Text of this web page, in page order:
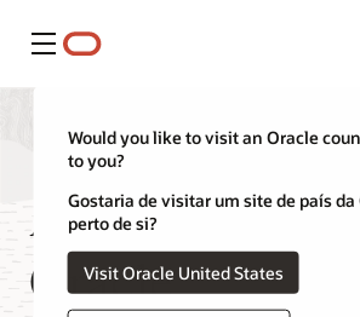
Menu
Would you like to visit an Oracle
to you?
Gostaria de visitar um site de país
perto de si?
Visit Oracle United States
Adaptadores
Oracle